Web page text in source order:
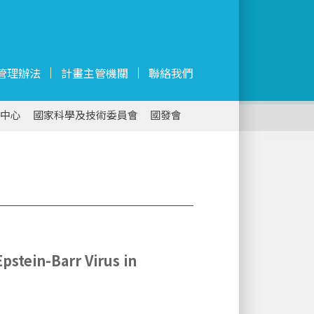
理辦法 計畫主管機關 聯絡我們
心 國家科學及技術委員會 國發會
Barr Virus in